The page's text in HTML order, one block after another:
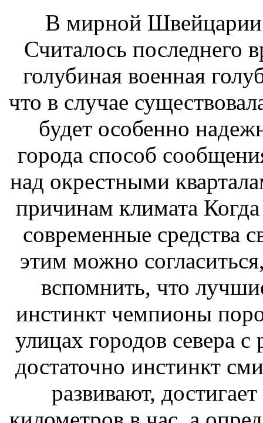
В мирной
Считалось последнего
голубиная военная
что в случае
будет особенно
города способ
над окрестными
причинам климата
современные средства
этим можно
вспомнить, что
инстинктчемпионы
улицах городов севера с
достаточно инстинкт
развивают, достигает